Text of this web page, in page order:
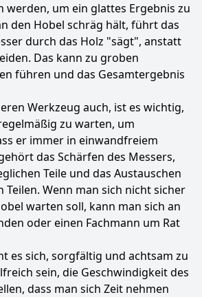
werden, um ein glattes Ergebnis zu
den Hobel schräg hält, führt das
durch das Holz "sägt", anstatt
Das kann zu groben
führen und das Gesamtergebnis
Werkzeug auch, ist es wichtig,
zu warten, um
er immer in einwandfreiem
das Schärfen des Messers,
Teile und das Austauschen
Teilen. Wenn man sich nicht sicher
warten soll, kann man sich an
oder einen Fachmann um Rat
es sich, sorgfältig und achtsam zu
sein, die Geschwindigkeit des
dass man sich Zeit nehmen